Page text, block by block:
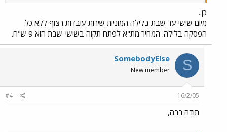
כן..
מיום שישי עד שבת בלילה המוניות שירות עובדות רצוף ללא כל
הפסקה בלילה. המחיר מת"א לפתח תקוה בשישי-שבת הוא 9 ש"ח.
S
SomebodyElse
New member
16/2/05
#4
תודה רבה,